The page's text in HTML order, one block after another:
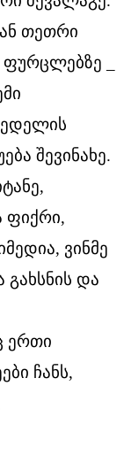
თეთრი
_
შევინახე.
ფიქრი,
ვინმე
და
ერთი
ჩანს,